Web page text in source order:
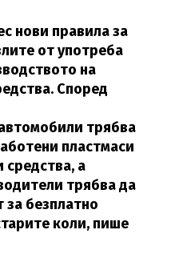
нови правила за
от употреба
на
Според
трябва
пластмаси
средства, а
трябва да
безплатно
коли, пише